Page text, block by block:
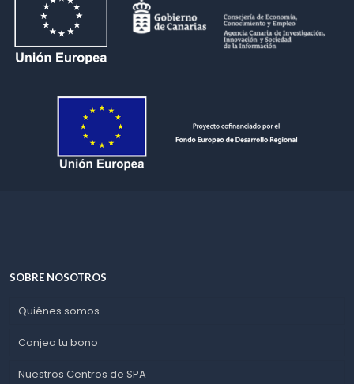
SOBRE NOSOTROS
Quiénes somos
Canjea tu bono
Nuestros Centros de SPA